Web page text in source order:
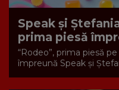
Speak și
prima piesă
“Rodeo”, prima piesă
împreună Speak și